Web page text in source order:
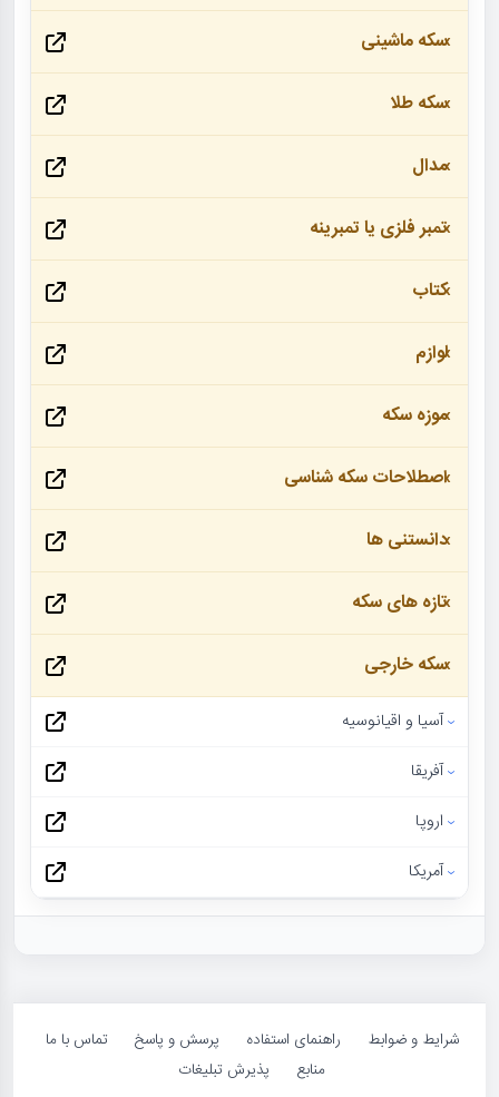
سکه ماشینی
سکه طلا
مدال
تمبر فلزی یا تمبرینه
کتاب
لوازم
موزه سکه
اصطلاحات سکه شناسی
دانستنی ها
تازه های سکه
سکه خارجی
آسیا و اقیانوسیه
آفریقا
اروپا
آمریکا
شرایط و ضوابط راهنمای استفاده پرسش و پاسخ
تماس با ما
منابع
پذیرش تبلیغات